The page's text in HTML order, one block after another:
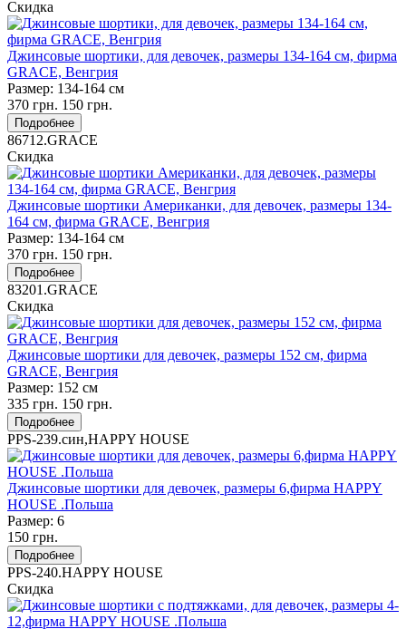
Скидка
Джинсовые шортики, для девочек, размеры 134-164 см, фирма
GRACE, Венгрия
Размер: 134-164 см
370 грн. 150 грн.
Подробнее
86712.GRACE
Скидка
Джинсовые шортики Американки, для девочек, размеры 134-
164 см, фирма GRACE, Венгрия
Размер: 134-164 см
370 грн. 150 грн.
Подробнее
83201.GRACE
Скидка
Джинсовые шортики для девочек, размеры 152 см, фирма
GRACE, Венгрия
Размер: 152 см
335 грн. 150 грн.
Подробнее
PPS-239.син,HAPPY HOUSE
Джинсовые шортики для девочек, размеры 6,фирма HAPPY
HOUSE .Польша
Размер: 6
150 грн.
Подробнее
PPS-240.HAPPY HOUSE
Скидка